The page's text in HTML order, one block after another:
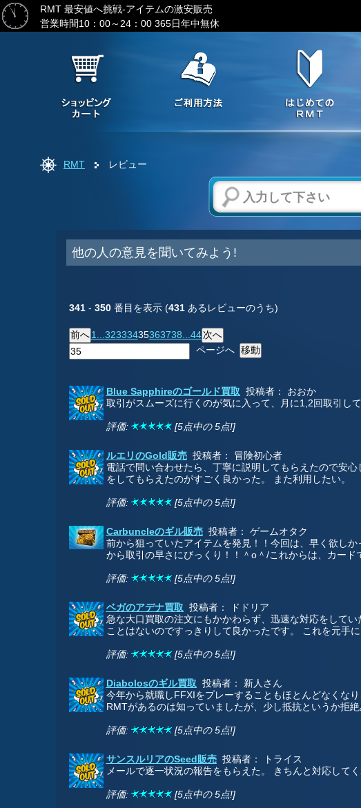
RMT 最安値へ挑戦-アイテムの激安販売
営業時間10：00～24：00 365日年中無休
RMT レビュー
他の人の意見を聞いてみよう!
341- 350番目を表示 (431あるレビューのうち)
1...32333435363738...44
ページへ
Blue Sapphireのゴールド買取 投稿者： おおか
取引がスムーズに行くのが気に入って、月に1,2回取引し
評価: [5点中の 5点!]
ルエリのGold販売投稿者： 冒険初心者
電話で問い合わせたら、丁寧に説明してもらえたので安
をしてもらえたのがすごく良かった。 また利用したい。
評価: [5点中の 5点!]
Carbuncleのギル販売投稿者： ゲームオタク
前から狙っていたアイテムを発見！！今回は、早く欲し
から取引の早さにびっくり！！＾o＾/これからは、カード
評価: [5点中の 5点!]
ベガのアデナ買取 投稿者： ドドリア
急な大口買取の注文にもかかわらず、迅速な対応をして
ことはないのですっきりして良かったです。 これを元手
評価: [5点中の 5点!]
Diabolosのギル買取 投稿者： 新人さん
今年から就職しFFXIをプレーすることもほとんどなくな
RMTがあるのは知っていましたが、少し抵抗というか拒
評価: [5点中の 5点!]
サンスルリアのSeed販売投稿者： トライス
メールで逐一状況の報告をもらえた。 きちんと対応して
評価: [5点中の 5点!]